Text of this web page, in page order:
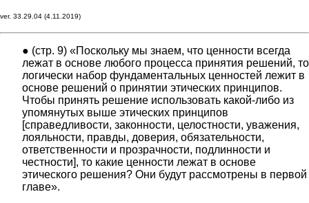
ver. 33.29.04 (4.11.2019)
● (стр. 9) «Поскольку мы знаем, что ценности всегда
лежат в основе любого процесса принятия решений, то
логически набор фундаментальных ценностей лежит в
основе решений о принятии этических принципов.
Чтобы принять решение использовать какой-либо из
упомянутых выше этических принципов
[справедливости, законности, целостности, уважения,
лояльности, правды, доверия, обязательности,
ответственности и прозрачности, подлинности и
честности], то какие ценности лежат в основе
этического решения? Они будут рассмотрены в первой
главе».